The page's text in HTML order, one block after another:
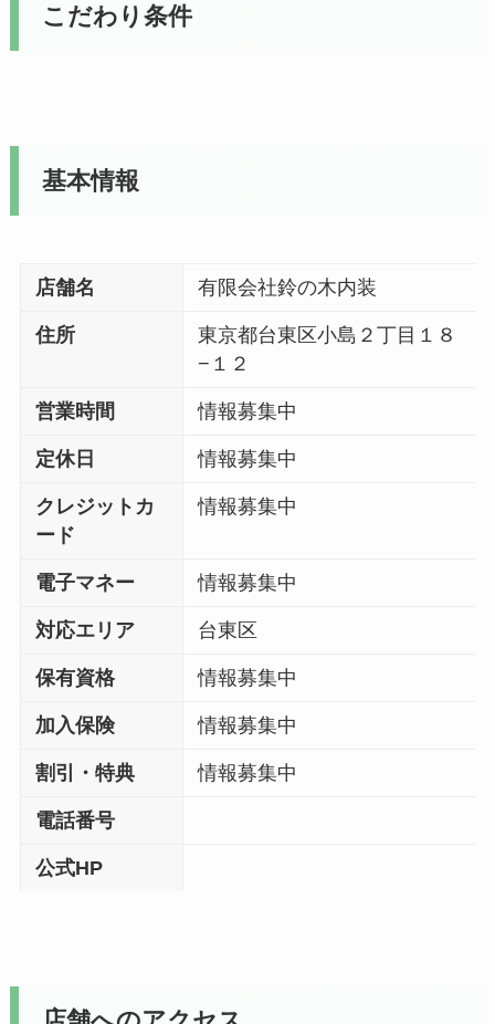
こだわり条件
基本情報
店舗名 有限会社鈴の木内装
住所
東京都台東区小島２丁目１８
−１２
営業時間 情報募集中
定休日 情報募集中
クレジットカ
ード
情報募集中
電子マネー 情報募集中
対応エリア 台東区
保有資格 情報募集中
加入保険 情報募集中
割引・特典 情報募集中
電話番号
公式HP